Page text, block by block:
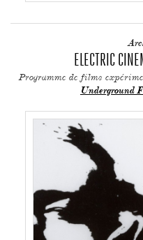
ELECTRIC
Programme de films
Underground